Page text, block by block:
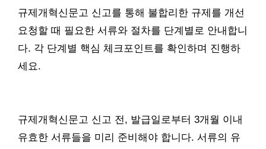
규제개혁신문고 신고를 통해 불합리한 규제를 개선
요청할 때 필요한 서류와 절차를 단계별로 안내합니
다. 각 단계별 핵심 체크포인트를 확인하며 진행하
세요.
규제개혁신문고 신고 전, 발급일로부터 3개월 이내
유효한 서류들을 미리 준비해야 합니다. 서류의 유